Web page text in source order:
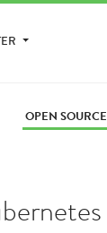
OPEN SOURCE